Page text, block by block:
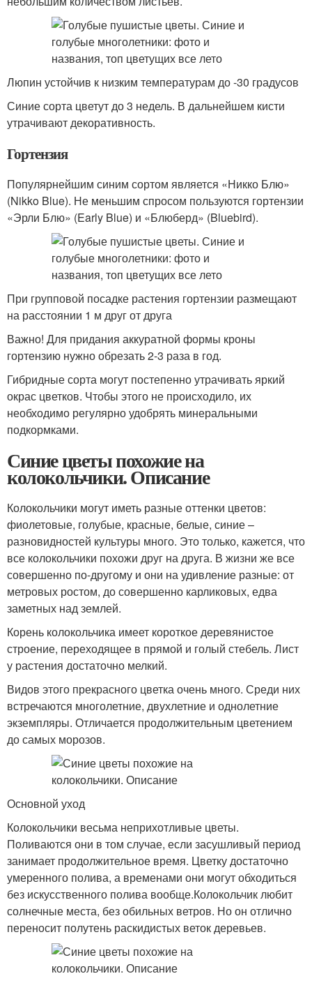
Люпин устойчив к низким температурам до -30 градусов
Синие сорта цветут до 3 недель. В дальнейшем кисти
утрачивают декоративность.
Гортензия
Популярнейшим синим сортом является «Никко Блю»
(Nikko Blue). Не меньшим спросом пользуются гортензии
«Эрли Блю» (Early Blue) и «Блюберд» (Bluebird).
При групповой посадке растения гортензии размещают
на расстоянии 1 м друг от друга
Важно! Для придания аккуратной формы кроны
гортензию нужно обрезать 2-3 раза в год.
Гибридные сорта могут постепенно утрачивать яркий
окрас цветков. Чтобы этого не происходило, их
необходимо регулярно удобрять минеральными
подкормками.
Синие цветы похожие на
колокольчики. Описание
Колокольчики могут иметь разные оттенки цветов:
фиолетовые, голубые, красные, белые, синие –
разновидностей культуры много. Это только, кажется, что
все колокольчики похожи друг на друга. В жизни же все
совершенно по-другому и они на удивление разные: от
метровых ростом, до совершенно карликовых, едва
заметных над землей.
Корень колокольчика имеет короткое деревянистое
строение, переходящее в прямой и голый стебель. Лист
у растения достаточно мелкий.
Видов этого прекрасного цветка очень много. Среди них
встречаются многолетние, двухлетние и однолетние
экземпляры. Отличается продолжительным цветением
до самых морозов.
Основной уход
Колокольчики весьма неприхотливые цветы.
Поливаются они в том случае, если засушливый период
занимает продолжительное время. Цветку достаточно
умеренного полива, а временами они могут обходиться
без искусственного полива вообще.Колокольчик любит
солнечные места, без обильных ветров. Но он отлично
переносит полутень раскидистых веток деревьев.